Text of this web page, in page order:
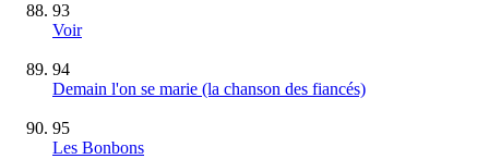
93
Voir
94
Demain l'on se marie (la chanson des fiancés)
95
Les Bonbons